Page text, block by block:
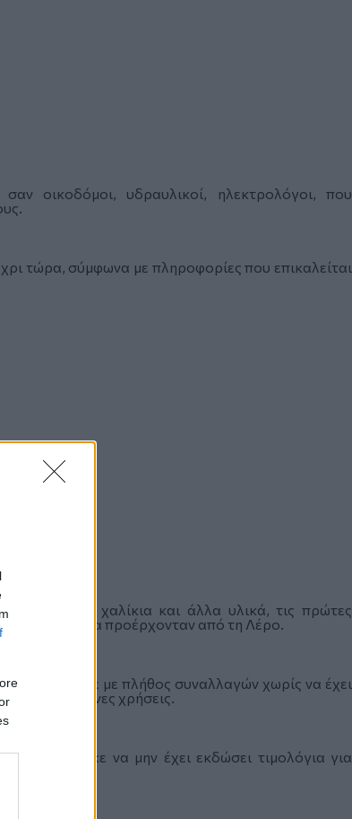
οικοδόμοι, υδραυλικοί, ηλεκτρολόγοι, που
τώρα, σύμφωνα με πληροφορίες που επικαλείται
χαλίκια και άλλα υλικά, τις πρώτες
τα οποία προέρχονταν από τη Λέρο.
βρέθηκε με πλήθος συναλλαγών χωρίς να έχει
προηγούμενες χρήσεις.
να μην έχει εκδώσει τιμολόγια για